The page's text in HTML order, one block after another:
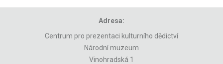
Adresa:
Centrum pro prezentaci kulturního dědictví
Národní muzeum
Vinohradská 1